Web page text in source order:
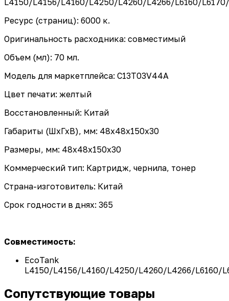
Ресурс (страниц): 6000 к.
Оригинальность расходника: совместимый
Объем (мл): 70 мл.
Модель для маркетплейса: C13T03V44A
Цвет печати: желтый
Восстановленный: Китай
Габариты (ШхГхВ), мм: 48x48x150x30
Размеры, мм: 48x48x150x30
Коммерческий тип: Картридж, чернила, тонер
Страна-изготовитель: Китай
Срок годности в днях: 365
Совместимость:
EcoTank
L4150/L4156/L4160/L4250/L4260/L4266/L6160/
Сопутствующие товары